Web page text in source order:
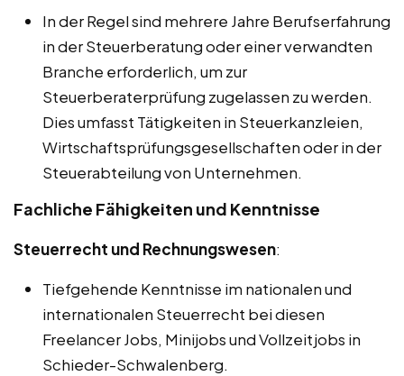
In der Regel sind mehrere Jahre Berufserfahrung
in der Steuerberatung oder einer verwandten
Branche erforderlich, um zur
Steuerberaterprüfung zugelassen zu werden.
Dies umfasst Tätigkeiten in Steuerkanzleien,
Wirtschaftsprüfungsgesellschaften oder in der
Steuerabteilung von Unternehmen.
Fachliche Fähigkeiten und Kenntnisse
Steuerrecht und Rechnungswesen:
Tiefgehende Kenntnisse im nationalen und
internationalen Steuerrecht bei diesen
Freelancer Jobs, Minijobs und Vollzeitjobs in
Schieder-Schwalenberg.